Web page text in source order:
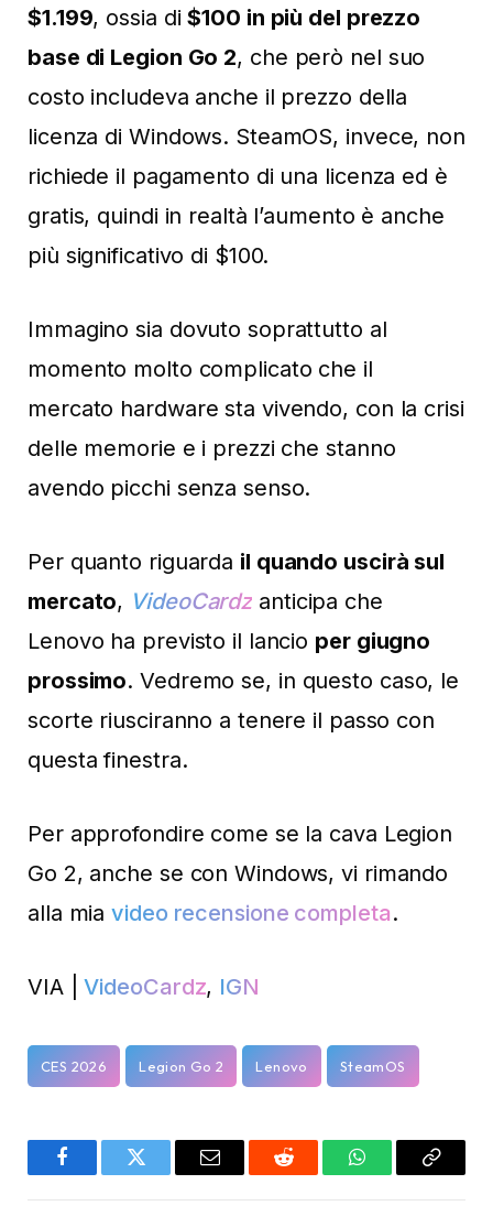
$1.199, ossia di$100 in più del prezzo
base di Legion Go 2, che però nel suo
costo includeva anche il prezzo della
licenza di Windows. SteamOS, invece, non
richiede il pagamento di una licenza ed è
gratis, quindi in realtà l’aumento è anche
più significativo di $100.
Immagino sia dovuto soprattutto al
momento molto complicato che il
mercato hardware sta vivendo, con la crisi
delle memorie e i prezzi che stanno
avendo picchi senza senso.
Per quanto riguarda il quando uscirà sul
mercato, VideoCardz anticipa che
Lenovo ha previsto il lancio per giugno
prossimo. Vedremo se, in questo caso, le
scorte riusciranno a tenere il passo con
questa finestra.
Per approfondire come se la cava Legion
Go 2, anche se con Windows, vi rimando
alla miavideo recensione completa.
VIA |VideoCardz, IGN
CES 2026 Legion Go 2 Lenovo SteamOS
FacebookTwitter Email Reddit WhatsAppCopy